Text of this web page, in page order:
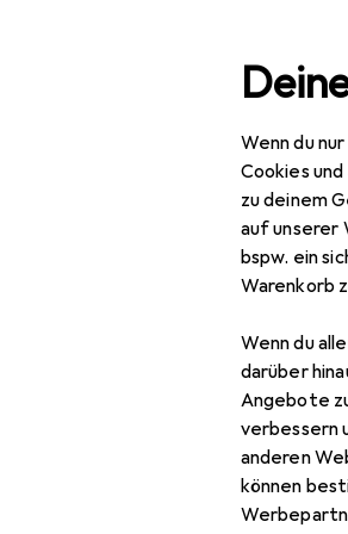
Wenn du
Cookies
zu deinem
auf unserer
bspw. ein
Warenkorb
Wenn du
darüber
Angebote
verbessern
anderen
können
Navigation nach Kategorien
Filterkaffeemaschine
Hier